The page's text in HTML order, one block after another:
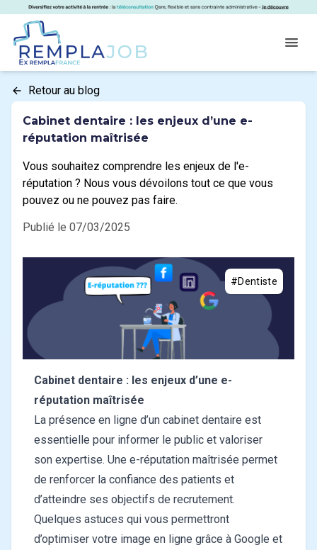
RemplaJob
Retour au blog
Cabinet dentaire : les enjeux d’une e-
réputation maîtrisée
Vous souhaitez comprendre les enjeux de l'e-
réputation ? Nous vous dévoilons tout ce que vous
pouvez ou ne pouvez pas faire.
Publié le 07/03/2025
#Dentiste
Cabinet dentaire : les enjeux d’une e-
réputation maîtrisée
La présence en ligne d’un cabinet dentaire est
essentielle pour informer le public et valoriser
son expertise. Une e-réputation maîtrisée permet
de renforcer la confiance des patients et
d’atteindre ses objectifs de recrutement.
Quelques astuces qui vous permettront
d’optimiser votre image en ligne grâce à Google et
Panneau de gestion des cookies